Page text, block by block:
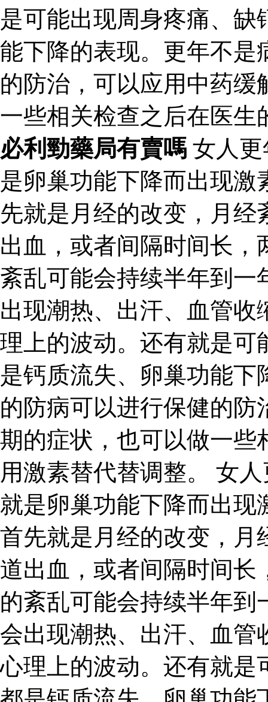
是可能出现周身疼痛、
能下降的表现。更年不是
的防治，可以应用中药
一些相关检查之后在医生
必利勁藥局有賣嗎 女人
是卵巢功能下降而出现
先就是月经的改变，月
出血，或者间隔时间长
紊乱可能会持续半年到一
出现潮热、出汗、血管
理上的波动。还有就是可
是钙质流失、卵巢功能
的防病可以进行保健的
期的症状，也可以做一些
用激素替代替调整。 女
就是卵巢功能下降而出现
首先就是月经的改变，月
道出血，或者间隔时间长
的紊乱可能会持续半年
会出现潮热、出汗、血管
心理上的波动。还有就是